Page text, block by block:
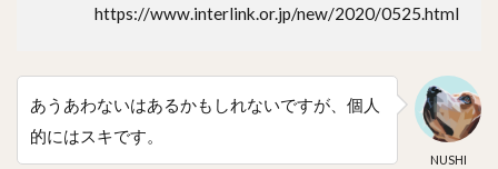
https://www.interlink.or.jp/new/2020/0525.html
NUSHI
あうあわないはあるかもしれないですが、個人
的にはスキです。